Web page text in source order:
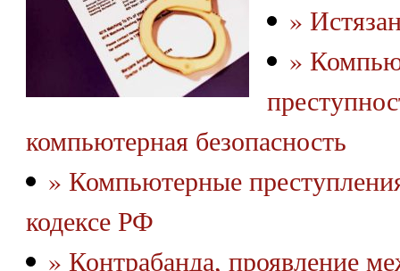
»
»
компьютерная безопасность
» Компьютерные
кодексе РФ
» Контрабанда, проявление